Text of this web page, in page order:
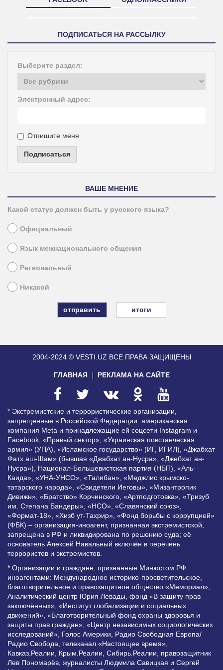
ПОДПИСАТЬСЯ НА РАССЫЛКУ
Выберите раздел:
Электронный адрес:
Отпишите меня
Подписаться
ВАШЕ МНЕНИЕ
Какой статус должен быть у русского языка?
Официальный
Язык межнационального общения
Региональный
Никакой
итоги
2004-2024 © VESTI.UZ ВСЕ ПРАВА ЗАЩИЩЕНЫ
ГЛАВНАЯ РЕКЛАМА НА САЙТЕ
* Экстремистские и террористические организации,
запрещенные в Российской Федерации: американская
компания Meta и принадлежащие ей соцсети Instagram и
Facebook, «Правый сектор», «Украинская повстанческая
армия» (УПА), «Исламское государство» (ИГ, ИГИЛ), «Джабхат
Фатх аш-Шам» (бывшая «Джабхат ан-Нусра», «Джебхат ан-
Нусра»), Национал-Большевистская партия (НБП), «Аль-
Каида», «УНА-УНСО», «Талибан», «Меджлис крымско-
татарского народа», «Свидетели Иеговы», «Мизантропик
Дивижн», «Братство» Корчинского, «Артподготовка», «Тризуб
им. Степана Бандеры», «НСО», «Славянский союз»,
«Формат-18», «Хизб ут-Тахрир», «Фонд борьбы с коррупцией»
(ФБК) – организация-иноагент, признанная экстремистской,
запрещена в РФ и ликвидирована по решению суда; её
основатель Алексей Навальный включён в перечень
террористов и экстремистов.
* Организации и граждане, признанные Минюстом РФ
иноагентами: Международное историко-просветительское,
благотворительное и правозащитное общество «Мемориал»,
Аналитический центр Юрия Левады, фонд «В защиту прав
заключённых», «Институт глобализации и социальных
движений», «Благотворительный фонд охраны здоровья и
защиты прав граждан», «Центр независимых социологических
исследований», Голос Америки, Радио Свободная Европа/
Радио Свобода, телеканал «Настоящее время»,
Кавказ.Реалии, Крым.Реалии, Сибирь.Реалии, правозащитник
Лев Пономарёв, журналисты Людмила Савицкая и Сергей